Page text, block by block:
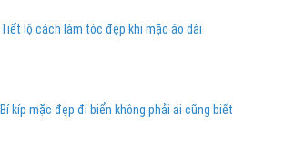
Tiết lộ cách làm tóc đẹp khi mặc áo dài
Bí kíp mặc đẹp đi biển không phải ai cũng biết